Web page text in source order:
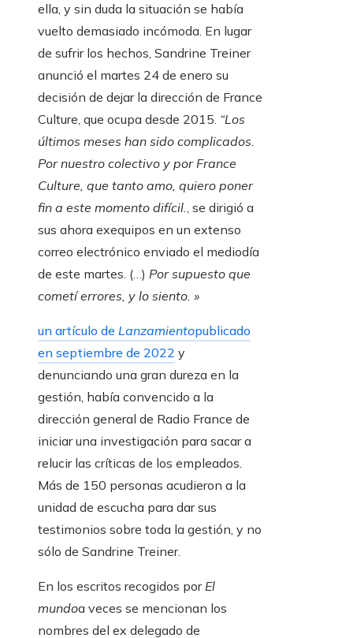
ella, y sin duda la situación se había
vuelto demasiado incómoda. En lugar
de sufrir los hechos, Sandrine Treiner
anunció el martes 24 de enero su
decisión de dejar la dirección de France
Culture, que ocupa desde 2015. “Los
últimos meses han sido complicados.
Por nuestro colectivo y por France
Culture, que tanto amo, quiero poner
fin a este momento difícil., se dirigió a
sus ahora exequipos en un extenso
correo electrónico enviado el mediodía
de este martes. (…) Por supuesto que
cometí errores, y lo siento. »
un artículo de Lanzamientopublicado
en septiembre de 2022 y
denunciando una gran dureza en la
gestión, había convencido a la
dirección general de Radio France de
iniciar una investigación para sacar a
relucir las críticas de los empleados.
Más de 150 personas acudieron a la
unidad de escucha para dar sus
testimonios sobre toda la gestión, y no
sólo de Sandrine Treiner.
En los escritos recogidos porEl
mundoa veces se mencionan los
nombres del ex delegado de